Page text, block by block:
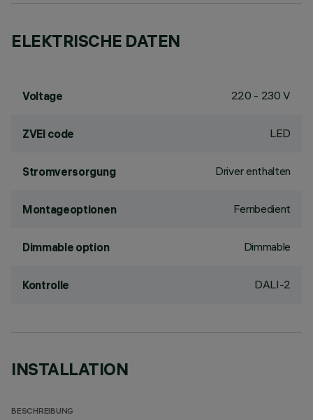
ELEKTRISCHE DATEN
Voltage 220 - 230 V
ZVEI code LED
Stromversorgung Driver enthalten
Montageoptionen Fernbedient
Dimmable option Dimmable
Kontrolle DALI-2
INSTALLATION
BESCHREIBUNG